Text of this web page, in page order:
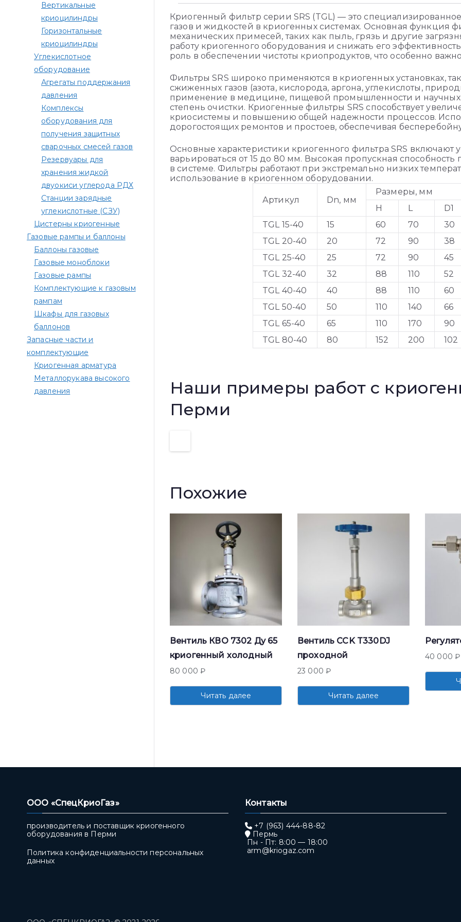
Криогенный фильтр серии SRS (TGL) — это
газов и жидкостей в криогенных системах. Основная функция
механических примесей, таких как пыль, грязь и другие
работу криогенного оборудования и снижать его
роль в обеспечении чистоты криопродуктов, что особенно
Фильтры SRS широко применяются в криогенных установках,
сжиженных газов (азота, кислорода, аргона, углекислоты,
применение в медицине, пищевой промышленности и научных
степень очистки. Криогенные фильтры SRS способствует
криосистемы и повышению общей надежности процессов.
дорогостоящих ремонтов и простоев, обеспечивая
Основные характеристики криогенного фильтра SRS
варьироваться от 15 до 80 мм. Высокая пропускная
в системе. Фильтры работают при экстремально низких
использование в криогенном оборудовании.
Артикул Dn, мм
Размеры, мм
H
L
D1
TGL 15-40
15 60 70
30
TGL 20-40
20 72 90
38
TGL 25-40
25 72 90
45
TGL 32-40
32 88 110
52
TGL 40-40
40 88 110
60
TGL 50-40
50 110 140
66
TGL 65-40
65 110 170
90
TGL 80-40
80 152 200 102
Наши примеры работ с
Перми
Похожие
Вентиль КВО 7302 Ду 65
криогенный холодный
80 000₽
Читать далее
Вентиль CCK T330DJ
проходной
23 000₽
Читать далее
40 000₽
Вертикальные
криоцилиндры
Горизонтальные
криоцилиндры
Углекислотное
оборудование
Агрегаты поддержания
давления
Комплексы
оборудования для
получения защитных
сварочных смесей газов
Резервуары для
хранения жидкой
двуокиси углерода РДХ
Станции зарядные
углекислотные (СЗУ)
Цистерны криогенные
Газовые рампы и баллоны
Баллоны газовые
Газовые моноблоки
Газовые рампы
Комплектующие к газовым
рампам​
Шкафы для газовых
баллонов
Запасные части и
комплектующие
Криогенная арматура
Металлорукава высокого
давления
ООО «СпецКриоГаз»
производитель и поставщик криогенного
оборудования в Перми
Политика конфиденциальности персональных
данных
Контакты
+7 (963) 444-88-82
Пермь
Пн - Пт: 8:00 — 18:00
arm@kriogaz.com